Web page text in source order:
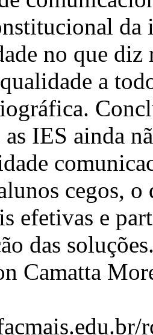
da
no que diz
a
IES ainda
cegos,
efetivas e
das
Camatta